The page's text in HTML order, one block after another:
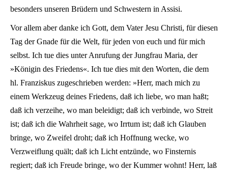
besonders unseren Brüdern und Schwestern in Assisi.
Vor allem aber danke ich Gott, dem Vater Jesu Christi, für diesen
Tag der Gnade für die Welt, für jeden von euch und für mich
selbst. Ich tue dies unter Anrufung der Jungfrau Maria, der
»Königin des Friedens«. Ich tue dies mit den Worten, die dem
hl. Franziskus zugeschrieben werden: »Herr, mach mich zu
einem Werkzeug deines Friedens, daß ich liebe, wo man haßt;
daß ich verzeihe, wo man beleidigt; daß ich verbinde, wo Streit
ist; daß ich die Wahrheit sage, wo Irrtum ist; daß ich Glauben
bringe, wo Zweifel droht; daß ich Hoffnung wecke, wo
Verzweiflung quält; daß ich Licht entzünde, wo Finsternis
regiert; daß ich Freude bringe, wo der Kummer wohnt! Herr, laß